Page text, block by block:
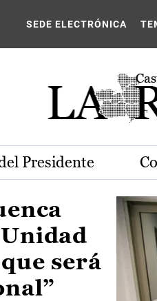
Castilla-La
SEDE ELECTRÓNICA
Presidente
será